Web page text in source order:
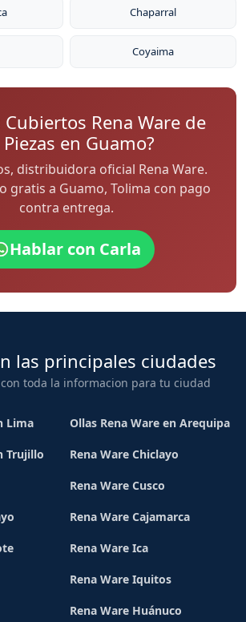
Chaparral
Coyaima
Cubiertos Rena Ware de
en Guamo?
distribuidora oficial Rena Ware.
gratis a Guamo, Tolima con pago
contra entrega.
Hablar con Carla
las principales ciudades
toda la informacion para tu ciudad
Lima Ollas Rena Ware en Arequipa
Trujillo Rena Ware Chiclayo
Rena Ware Cusco
Rena Ware Cajamarca
Rena Ware Ica
Rena Ware Iquitos
Rena Ware Huánuco